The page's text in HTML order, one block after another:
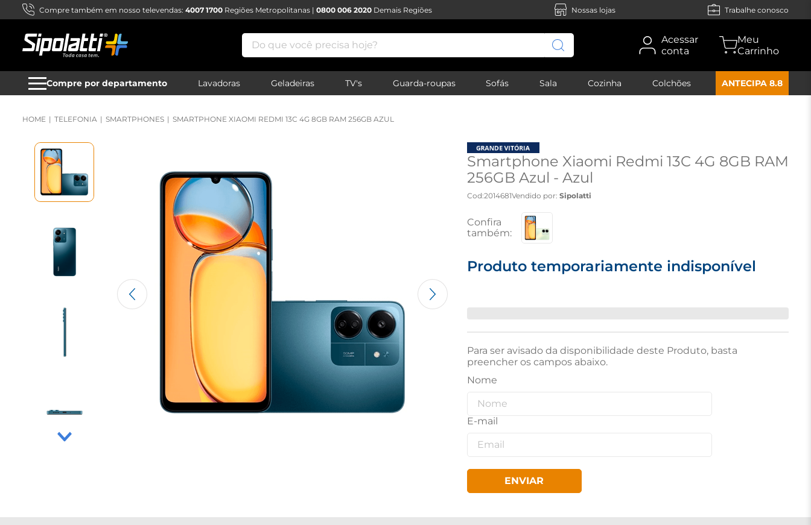
Compre também em nosso televendas: 4007 1700 Regiões Metropolitanas | 0800 006 2020 Demais Regiões Nossas lojas Trabalhe conosco
Do que você precisa hoje?
Acessar
conta
Compre por departamento Lavadoras Geladeiras TV's Guarda-roupas Sofás Sala Cozinha Colchões ANTECIPA 8.8
TELEFONIA SMARTPHONES SMARTPHONE XIAOMI REDMI 13C 4G 8GB RAM 256GB AZUL
Smartphone Xiaomi Redmi 13C 4G 8GB RAM
256GB Azul - Azul
Cod:2014681Vendido por: Sipolatti
Produto temporariamente indisponível
Para ser avisado da disponibilidade deste Produto, basta
preencher os campos abaixo.
ENVIAR